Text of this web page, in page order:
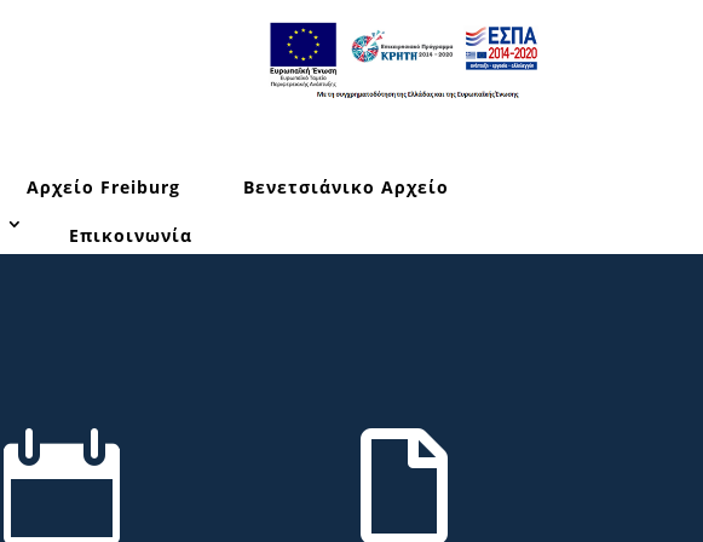
Αρχείο Freiburg Βενετσιάνικο Αρχείο
Επικοινωνία
 